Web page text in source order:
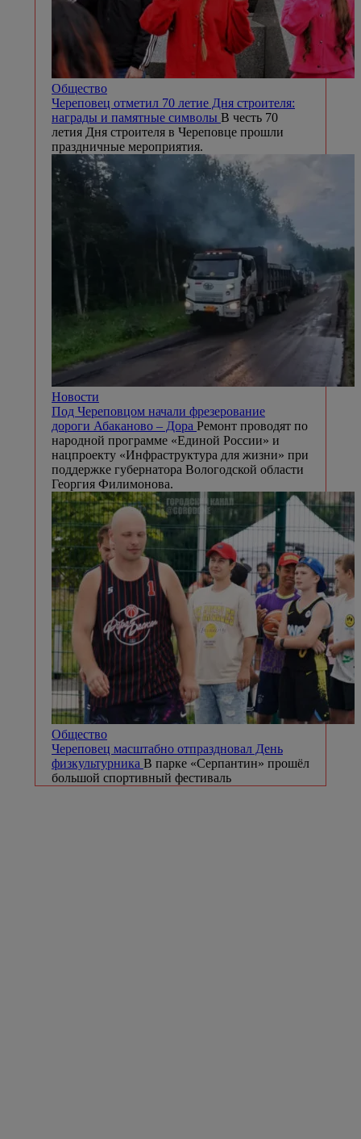
Общество
Череповец отметил 70 летие Дня строителя:
награды и памятные символы В честь 70
летия Дня строителя в Череповце прошли
праздничные мероприятия.
Новости
Под Череповцом начали фрезерование
дороги Абаканово – Дора Ремонт проводят по
народной программе «Единой России» и
нацпроекту «Инфраструктура для жизни» при
поддержке губернатора Вологодской области
Георгия Филимонова.
Общество
Череповец масштабно отпраздновал День
физкультурника В парке «Серпантин» прошёл
большой спортивный фестиваль